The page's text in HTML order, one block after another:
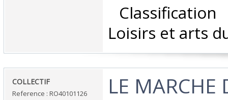
Loisirs et arts
‎COLLECTIF‎
Reference : RO40101126
‎LE MARCHE